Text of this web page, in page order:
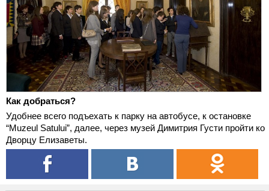
Как добраться?
Удобнее всего подъехать к парку на автобусе, к остановке
“Muzeul Satului”, далее, через музей Димитрия Густи пройти ко
Дворцу Елизаветы.